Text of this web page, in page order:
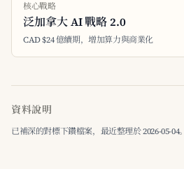
核心戰略
泛加拿大 AI 戰略 2.0
CAD $24 億續期，增加算力與商業化
資料說明
已補深的對標下鑽檔案，最近整理於 2026-05-04。